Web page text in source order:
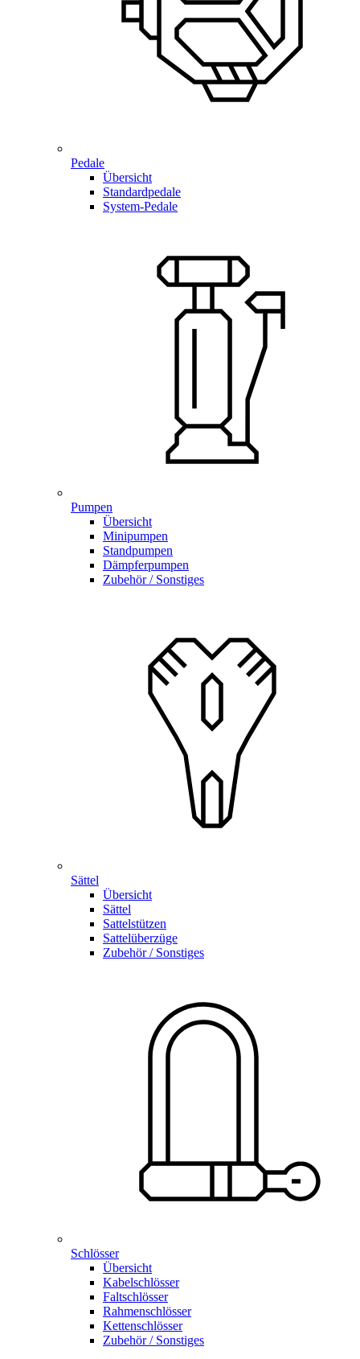
Pedale
Übersicht
Standardpedale
System-Pedale
Pumpen
Übersicht
Minipumpen
Standpumpen
Dämpferpumpen
Zubehör / Sonstiges
Sättel
Übersicht
Sättel
Sattelstützen
Sattelüberzüge
Zubehör / Sonstiges
Schlösser
Übersicht
Kabelschlösser
Faltschlösser
Rahmenschlösser
Kettenschlösser
Zubehör / Sonstiges